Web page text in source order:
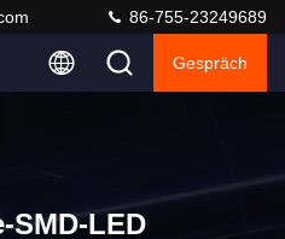
86-755-23249689
Gespräch
SMD-LED